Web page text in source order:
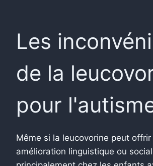
Les
de la
pour
Même si la leucovorine peut offrir
amélioration linguistique ou